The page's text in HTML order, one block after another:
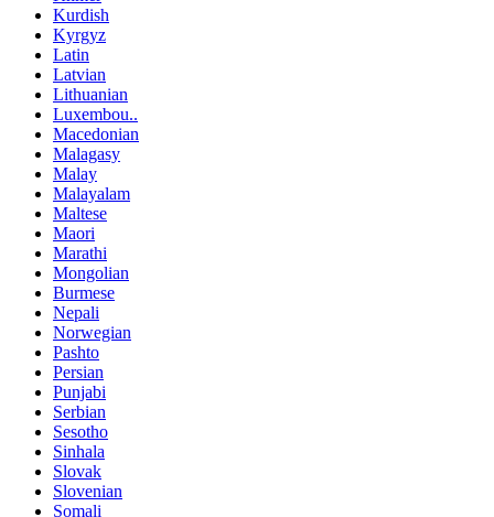
Kurdish
Kyrgyz
Latin
Latvian
Lithuanian
Luxembou..
Macedonian
Malagasy
Malay
Malayalam
Maltese
Maori
Marathi
Mongolian
Burmese
Nepali
Norwegian
Pashto
Persian
Punjabi
Serbian
Sesotho
Sinhala
Slovak
Slovenian
Somali